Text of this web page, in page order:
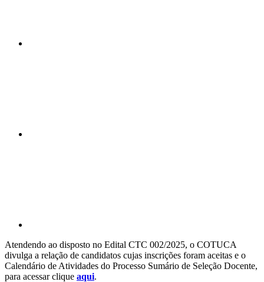
Atendendo ao disposto no Edital CTC 002/2025, o COTUCA
divulga a relação de candidatos cujas inscrições foram aceitas e o
Calendário de Atividades do Processo Sumário de Seleção Docente,
para acessar clique aqui.